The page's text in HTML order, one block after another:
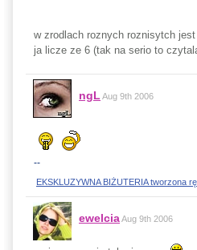
w zrodlach roznych roznisytch
ja licze ze 6 (tak na serio to
ngL Aug 9th 2006
--
EKSKLUZYWNA BIŻUTERIA tworzona
ewelciaAug 9th 2006